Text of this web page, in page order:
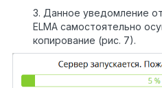
3. Данное уведомление
ELMA самостоятельно
копирование (рис. 7).